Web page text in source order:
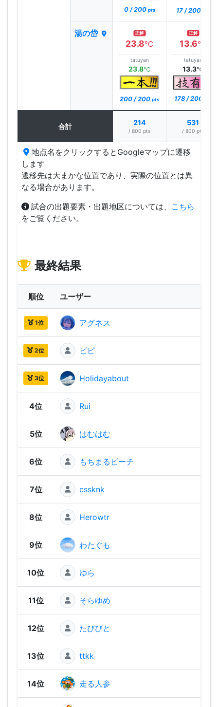
0 / 200 pts 17 / 200
湯の岱 正解
23.8℃
tatuyan
23.8℃
200 / 200 pts
正解
13.6℃
tatuyan
13.3℃
178 / 200
合計 214
/ 800 pts
531
/ 800 pts
地点名をクリックするとGoogleマップに遷移
します
遷移先は大まかな位置であり、実際の位置とは異
なる場合があります。
試合の出題要素・出題地区については、 こちら
をご覧ください。
最終結果
順位 ユーザー
1位 アグネス
2位 ピピ
3位 Holidayabout
4位 Rui
5位 はむはむ
6位 もちまるピーチ
7位 cssknk
8位 Herowtr
9位 わたぐも
10位 ゆら
11位 そらゆめ
12位 たびびと
13位 ttkk
14位 走る人参